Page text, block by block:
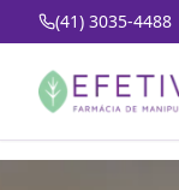
(41) 3035-4488